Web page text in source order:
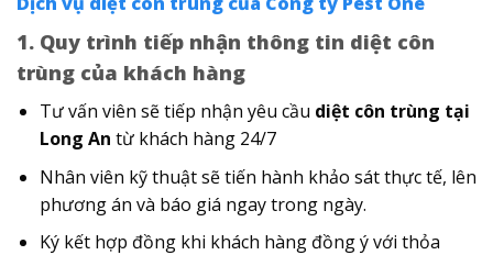
1. Quy trình tiếp nhận thông tin diệt côn
trùng của khách hàng
Tư vấn viên sẽ tiếp nhận yêu cầu diệt côn trùng tại
Long An từ khách hàng 24/7
Nhân viên kỹ thuật sẽ tiến hành khảo sát thực tế, lên
phương án và báo giá ngay trong ngày.
Ký kết hợp đồng khi khách hàng đồng ý với thỏa